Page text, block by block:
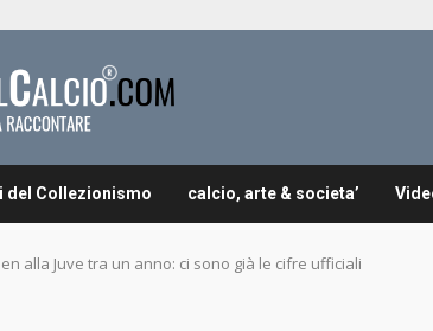
del Collezionismo calcio, arte & societa’
alla Juve tra un anno: ci sono già le cifre ufficiali